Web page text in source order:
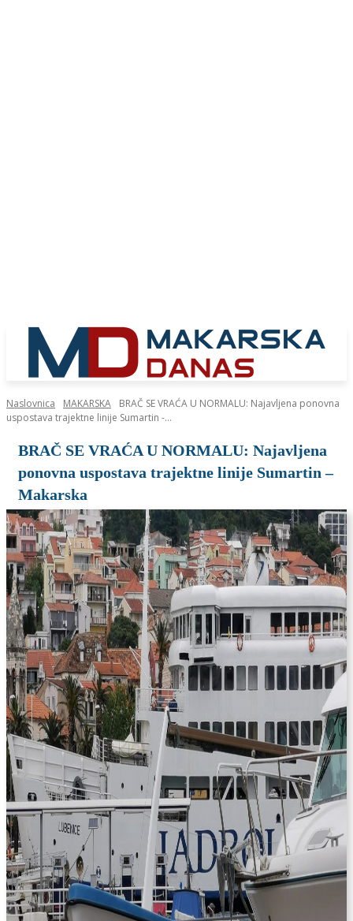
Naslovnica MAKARSKA
BRAČ SE VRAĆA U NORMALU: Najavljena ponovna
uspostava trajektne linije Sumartin -...
BRAČ SE VRAĆA U NORMALU: Najavljena
ponovna uspostava trajektne linije Sumartin –
Makarska